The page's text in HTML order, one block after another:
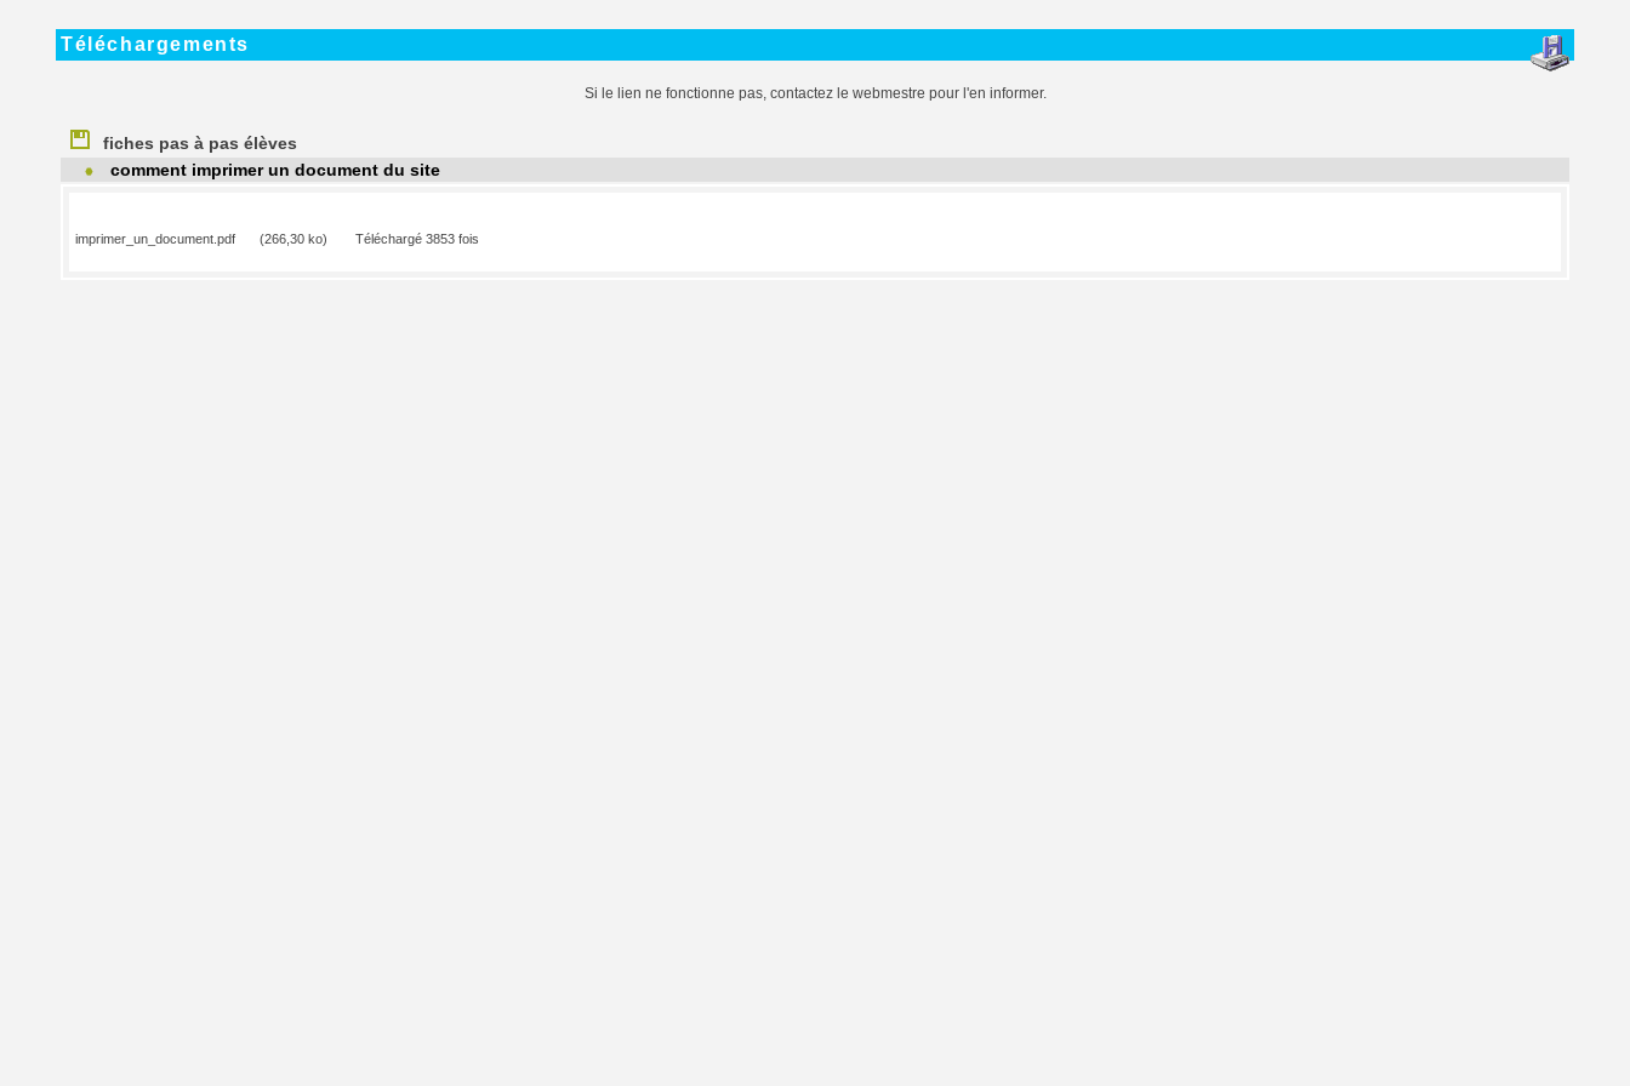
Téléchargements
Si le lien ne fonctionne pas, contactez le webmestre pour l'en informer.
fiches pas à pas élèves
comment imprimer un document du site
imprimer_un_document.pdf (266,30 ko) Téléchargé 3853 fois